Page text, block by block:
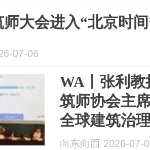
大会进入“北京时
07-06
WA丨张利
筑师协会主
全球建筑治
向东向西 2026-07-